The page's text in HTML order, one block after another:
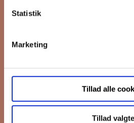
Statistik
Marketing
Tillad alle
Tillad valgte
Email